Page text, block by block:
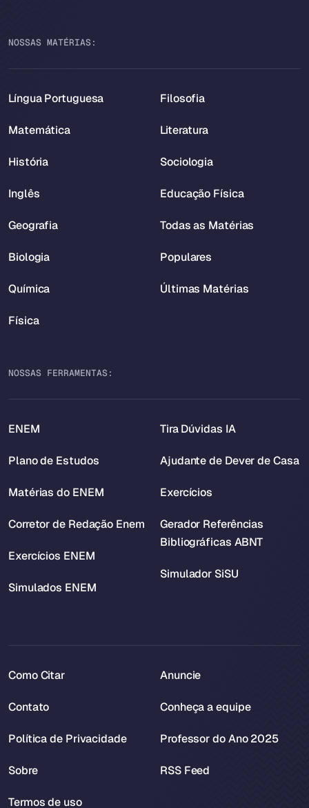
NOSSAS MATÉRIAS:
Língua Portuguesa
Matemática
História
Inglês
Geografia
Biologia
Química
Física
Filosofia
Literatura
Sociologia
Educação Física
Todas as Matérias
Populares
Últimas Matérias
NOSSAS FERRAMENTAS:
ENEM
Plano de Estudos
Matérias do ENEM
Corretor de Redação Enem
Exercícios ENEM
Simulados ENEM
Tira Dúvidas IA
Ajudante de Dever de Casa
Exercícios
Gerador Referências
Bibliográficas ABNT
Simulador SiSU
Como Citar
Contato
Política de Privacidade
Sobre
Termos de uso
Anuncie
Conheça a equipe
Professor do Ano 2025
RSS Feed